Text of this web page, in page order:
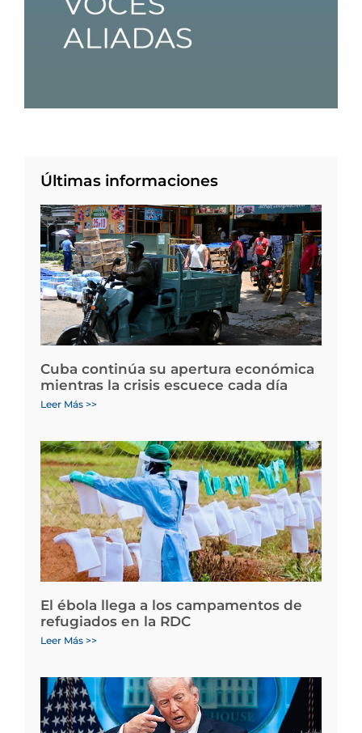
Últimas informaciones
Cuba continúa su apertura económica
mientras la crisis escuece cada día
Leer Más >>
El ébola llega a los campamentos de
refugiados en la RDC
Leer Más >>